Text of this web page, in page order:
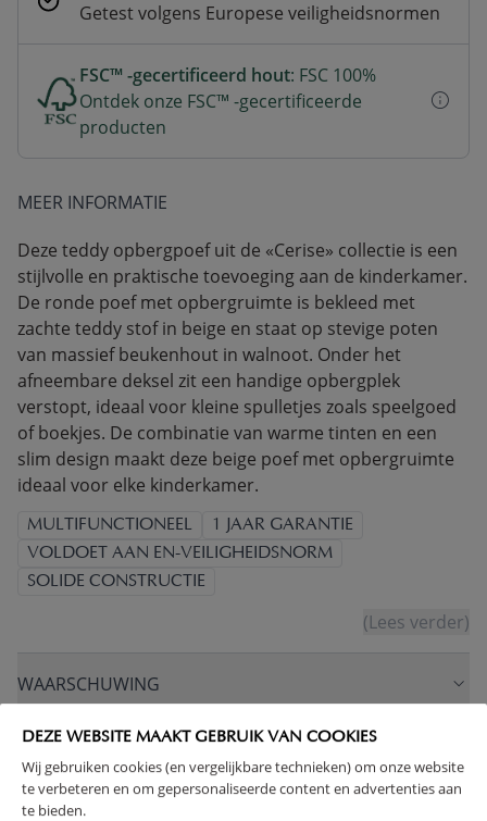
DEZE WEBSITE MAAKT GEBRUIK VAN COOKIES
Wij gebruiken cookies (en vergelijkbare technieken) om onze website
te verbeteren en om gepersonaliseerde content en advertenties aan
te bieden.
Getest volgens Europese veiligheidsnormen
FSC™ -gecertificeerd hout: FSC 100%
Ontdek onze FSC™ -gecertificeerde
producten
MEER INFORMATIE
Deze teddy opbergpoef uit de «Cerise» collectie is een
stijlvolle en praktische toevoeging aan de kinderkamer.
De ronde poef met opbergruimte is bekleed met
zachte teddy stof in beige en staat op stevige poten
van massief beukenhout in walnoot. Onder het
afneembare deksel zit een handige opbergplek
verstopt, ideaal voor kleine spulletjes zoals speelgoed
of boekjes. De combinatie van warme tinten en een
slim design maakt deze beige poef met opbergruimte
ideaal voor elke kinderkamer.
MULTIFUNCTIONEEL
1 JAAR GARANTIE
VOLDOET AAN EN-VEILIGHEIDSNORM
SOLIDE CONSTRUCTIE
(Lees verder)
WAARSCHUWING
PRODUCTEIGENSCHAPPEN
PLUS- EN MINPUNTEN